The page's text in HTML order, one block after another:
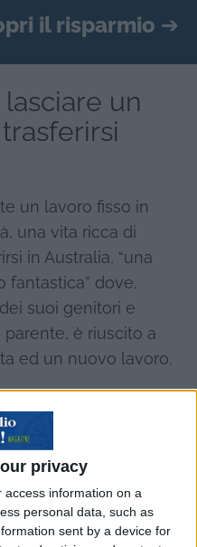
privacy
access information on a
personal data, such as
sent by a device for
il risparmio ➔
un
un lavoro fisso in
una vita ricca di
in Australia, “una
fantastica” dove,
suoi genitori e
parente, è riuscito a
ed un nuovo lavoro.
permesso di
ha richiesto una buona
sogni hanno bisogno